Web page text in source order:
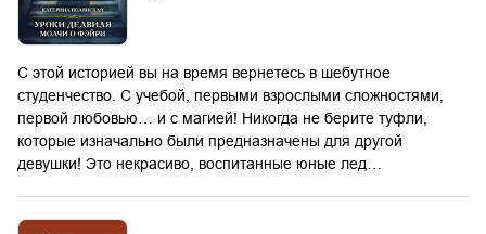
С этой историей вы на время вернетесь в шебутное
студенчество. С учебой, первыми взрослыми сложностями,
первой любовью… и с магией! Никогда не берите туфли,
которые изначально были предназначены для другой
девушки! Это некрасиво, воспитанные юные лед…